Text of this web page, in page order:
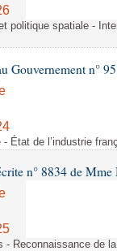
politique spatiale -
Gouvernement n°
- État de l’industrie
n° 8834 de
- Reconnaissance de